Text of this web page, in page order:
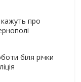
про
біля річки